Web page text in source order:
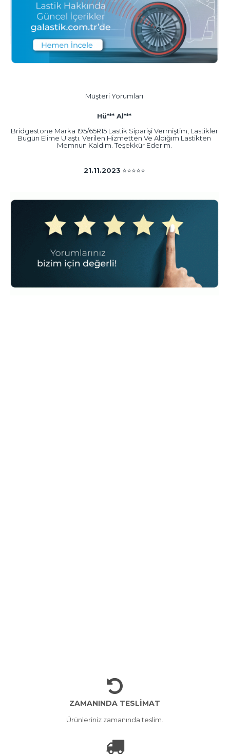
Müşteri Yorumları
Hü*** Al***
Bridgestone Marka 195/65R15 Lastik Siparişi Vermiştim, Lastikler
Bugün Elime Ulaştı. Verilen Hizmetten Ve Aldığım Lastikten
Memnun Kaldım. Teşekkür Ederim.
21.11.2023 ⭐⭐⭐⭐⭐
ZAMANINDA TESLİMAT
Ürünleriniz zamanında teslim.